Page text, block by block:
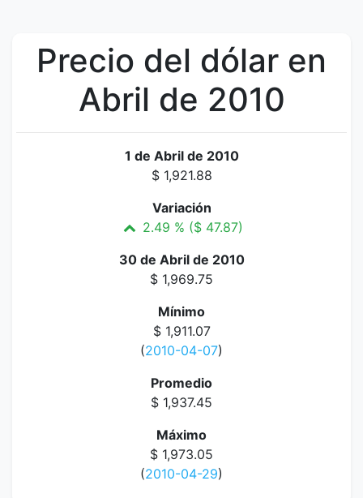
Precio del dólar en
Abril de 2010
1 de Abril de 2010
$ 1,921.88
Variación
2.49 % ($ 47.87)
30 de Abril de 2010
$ 1,969.75
Mínimo
$ 1,911.07
(2010-04-07)
Promedio
$ 1,937.45
Máximo
$ 1,973.05
(2010-04-29)